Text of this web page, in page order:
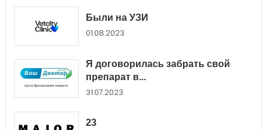
Были на УЗИ
01.08.2023
Я договорилась забрать свой
препарат в...
31.07.2023
23